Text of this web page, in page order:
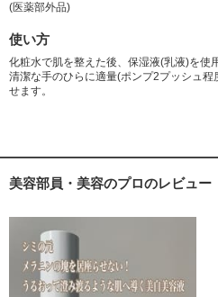
(医薬部外品)
使い方
化粧水で肌を整えた後、保湿液(乳液)を使
清潔な手のひらに適量(ポンプ2プッシュ程
せます。
美容部員・美容のプロのレビュー